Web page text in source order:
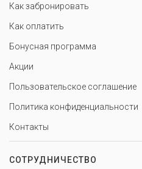
Как забронировать
Как оплатить
Бонусная программа
Акции
Пользовательское соглашение
Политика конфиденциальности
Контакты
СОТРУДНИЧЕСТВО